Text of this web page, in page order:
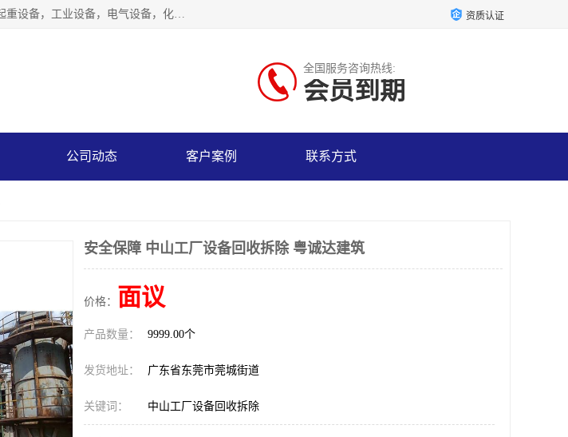
工厂拆除,化工厂拆除,电子厂拆除回收范围；机械设备，机电设备，电力设备，冷冻设备，起重设备，工业设备，电气设备，化工设备，木工设备，纺织设备，印染设备，水洗设备，电力物资，废旧金属，废旧物资，二手锅炉，二手电梯。 资质认证
全国服务咨询热线:
会员到期
公司动态 客户案例 联系方式
安全保障 中山工厂设备回收拆除 粤诚达建筑
价格： 面议
产品数量： 9999.00个
发货地址： 广东省东莞市莞城街道
关键词： 中山工厂设备回收拆除